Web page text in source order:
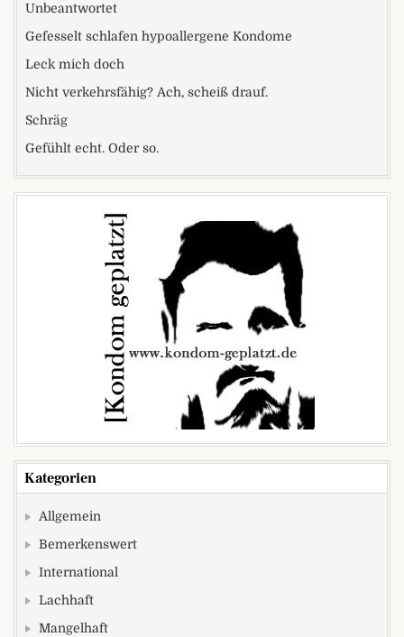
Unbeantwortet
Gefesselt schlafen hypoallergene Kondome
Leck mich doch
Nicht verkehrsfähig? Ach, scheiß drauf.
Schräg
Gefühlt echt. Oder so.
Kategorien
Allgemein
Bemerkenswert
International
Lachhaft
Mangelhaft